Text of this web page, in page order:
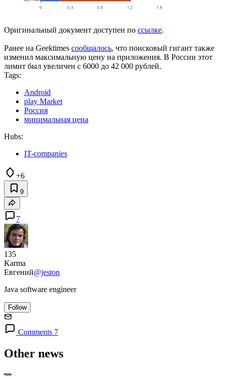
Оригинальный документ доступен по ссылке.
Ранее на Geektimes сообщалось, что поисковый гигант также
изменил максимальную цену на приложения. В России этот
лимит был увеличен с 6000 до 42 000 рублей.
Tags:
Android
play Market
Россия
минимальная цена
Hubs:
IT-companies
+6
9
7
135
Karma
Евгений@jeston
Java software engineer
Follow
Comments 7
Other news